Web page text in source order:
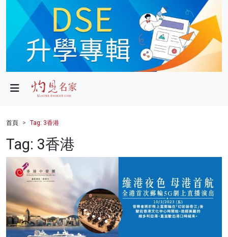
政局
財經
健康
商業
科技
影片
首頁 Tag: 3香港
Tag: 3香港